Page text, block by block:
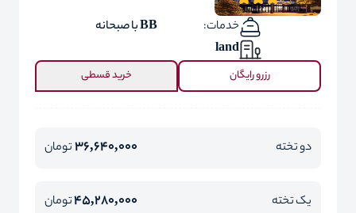
خدمات:
BB با صبحانه
land
رزرو رایگان خرید قسطی
دو تخته 36,640,000تومان
یک تخته 45,280,000تومان